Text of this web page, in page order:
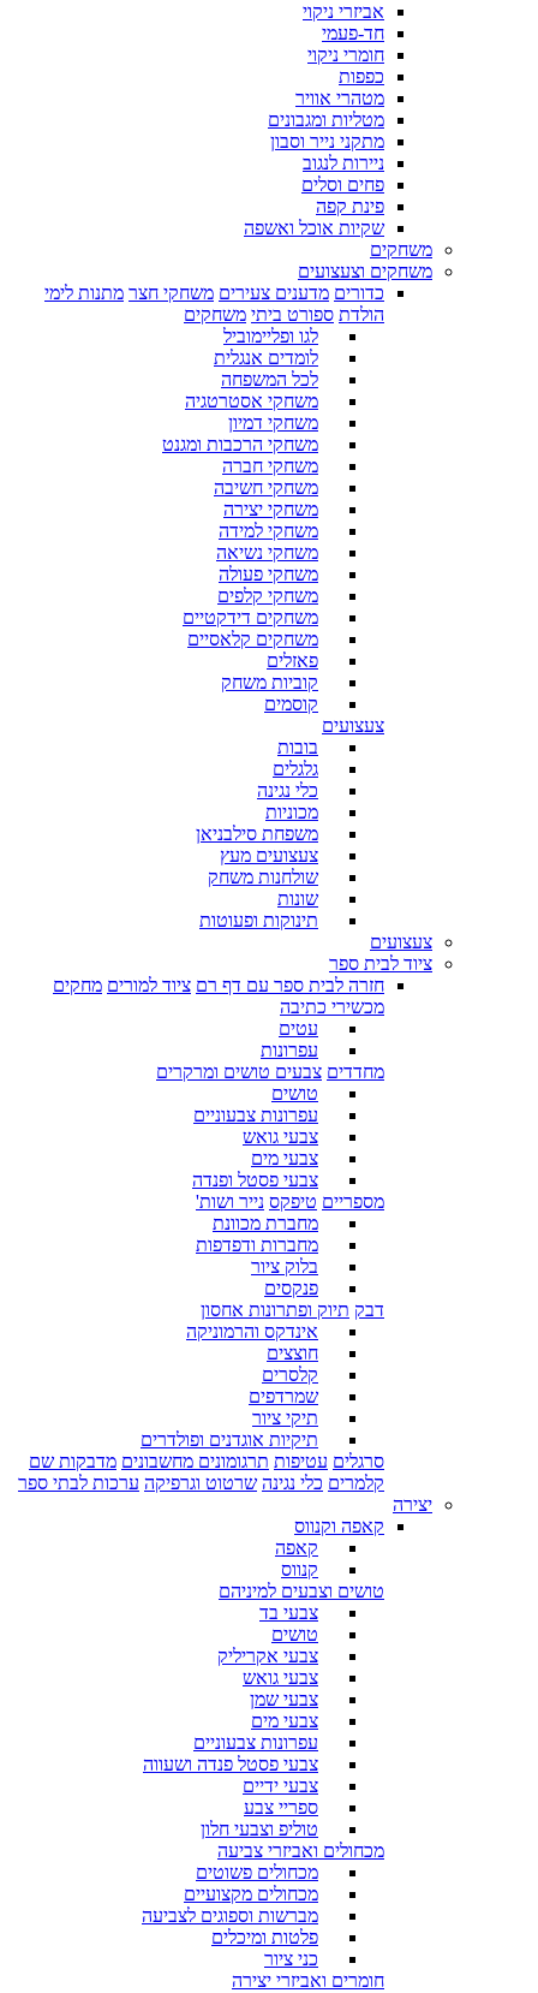
אביזרי ניקוי
חד-פעמי
חומרי ניקוי
כפפות
מטהרי אוויר
מטליות ומגבונים
מתקני נייר וסבון
ניירות לנגוב
פחים וסלים
פינת קפה
שקיות אוכל ואשפה
משחקים
משחקים וצעצועים
כדורים מדענים צעירים משחקי חצר מתנות לימי
הולדת ספורט ביתי משחקים
לגו ופליימוביל
לומדים אנגלית
לכל המשפחה
משחקי אסטרטגיה
משחקי דמיון
משחקי הרכבות ומגנט
משחקי חברה
משחקי חשיבה
משחקי יצירה
משחקי למידה
משחקי נשיאה
משחקי פעולה
משחקי קלפים
משחקים דידקטיים
משחקים קלאסיים
פאזלים
קוביות משחק
קוסמים
צעצועים
בובות
גלגלים
כלי נגינה
מכוניות
משפחת סילבניאן
צעצועים מעץ
שולחנות משחק
שונות
תינוקות ופעוטות
צעצועים
ציוד לבית ספר
חזרה לבית ספר עם דף רם ציוד למורים מחקים
מכשירי כתיבה
עטים
עפרונות
מחדדים צבעים טושים ומרקרים
טושים
עפרונות צבעוניים
צבעי גואש
צבעי מים
צבעי פסטל ופנדה
מספריים טיפקס נייר ושות'
מחברת מכוונת
מחברות ודפדפות
בלוק ציור
פנקסים
דבק תיוק ופתרונות אחסון
אינדקס והרמוניקה
חוצצים
קלסרים
שמרדפים
תיקי ציור
תיקיות אוגדנים ופולדרים
סרגלים עטיפות תרגומונים מחשבונים מדבקות שם
קלמרים כלי נגינה שרטוט וגרפיקה ערכות לבתי ספר
יצירה
קאפה וקנווס
קאפה
קנווס
טושים וצבעים למיניהם
צבעי בד
טושים
צבעי אקריליק
צבעי גואש
צבעי שמן
צבעי מים
עפרונות צבעוניים
צבעי פסטל פנדה ושעווה
צבעי ידיים
ספריי צבע
טוליפ וצבעי חלון
מכחולים ואביזרי צביעה
מכחולים פשוטים
מכחולים מקצועיים
מברשות וספוגים לצביעה
פלטות ומיכלים
כני ציור
חומרים ואביזרי יצירה